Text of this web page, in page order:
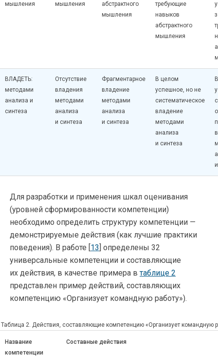
мышления
мышления
абстрактного
мышления
требующие
навыков
абстрактного
мышления
ВЛАДЕТЬ:
методами
анализа и
синтеза
Отсутствие
владения
методами
анализа
и синтеза
Фрагментарное
владение
методами
анализа
и синтеза
В целом
успешное, но не
систематическое
владение
методами
анализа
и синтеза
Для разработки и применения шкал оценивания
(уровней сформированности компетенции)
необходимо определить структуру компетенции —
демонстрируемые действия (как лучшие практики
поведения). В работе [ 13 ] определены 32
универсальные компетенции и составляющие
их действия, в качестве примера втаблице 2
представлен пример действий, составляющих
компетенцию «Организует командную работу»).
Таблица 2. Действия, составляющие компетенцию «Организует командную
Название
компетенции
Составные действия